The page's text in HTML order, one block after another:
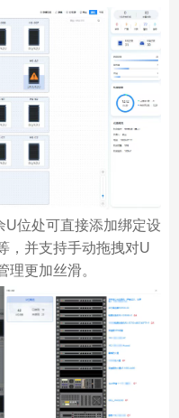
位处可直接添加绑定设
，并支持手动拖拽对U
更加丝滑。